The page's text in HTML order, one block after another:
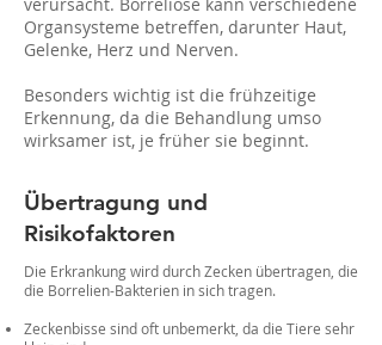
Organsysteme betreffen, darunter Haut,
Gelenke, Herz und Nerven.
Besonders wichtig ist die frühzeitige
Erkennung, da die Behandlung umso
wirksamer ist, je früher sie beginnt.
Übertragung und
Risikofaktoren
Die Erkrankung wird durch Zecken übertragen, die
die Borrelien-Bakterien in sich tragen.
Zeckenbisse sind oft unbemerkt, da die Tiere sehr